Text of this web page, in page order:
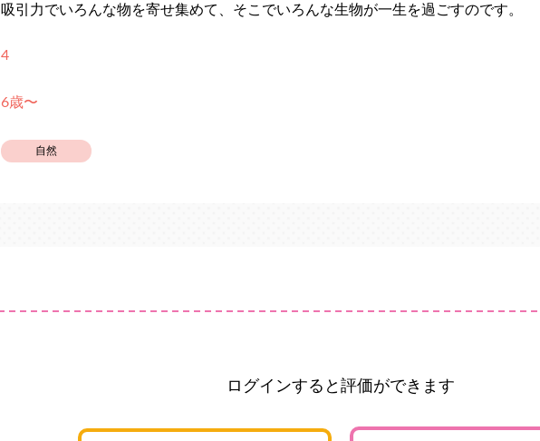
吸引力でいろんな物を寄せ集めて、そこでいろんな生物が一生を過ごすのです。
4
6歳〜
自然
ログインすると評価ができます